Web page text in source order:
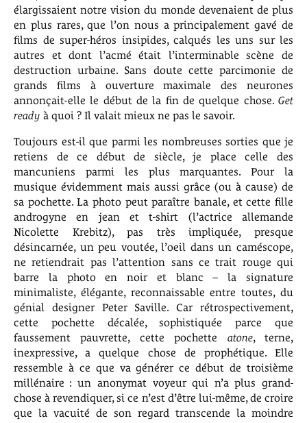
élargissaient notre vision du monde devenaient de plus
en plus rares, que l’on nous a principalement gavé de
films de super-héros insipides, calqués les uns sur les
autres et dont l’acmé était l’interminable scène de
destruction urbaine. Sans doute cette parcimonie de
grands films à ouverture maximale des neurones
annonçait-elle le début de la fin de quelque chose. Get
ready à quoi ? Il valait mieux ne pas le savoir.
Toujours est-il que parmi les nombreuses sorties que je
retiens de ce début de siècle, je place celle des
mancuniens parmi les plus marquantes. Pour la
musique évidemment mais aussi grâce (ou à cause) de
sa pochette. La photo peut paraître banale, et cette fille
androgyne en jean et t-shirt (l’actrice allemande
Nicolette Krebitz), pas très impliquée, presque
désincarnée, un peu voutée, l’oeil dans un caméscope,
ne retiendrait pas l’attention sans ce trait rouge qui
barre la photo en noir et blanc – la signature
minimaliste, élégante, reconnaissable entre toutes, du
génial designer Peter Saville. Car rétrospectivement,
cette pochette décalée, sophistiquée parce que
faussement pauvrette, cette pochette atone, terne,
inexpressive, a quelque chose de prophétique. Elle
ressemble à ce que va générer ce début de troisième
millénaire : un anonymat voyeur qui n’a plus grand-
chose à revendiquer, si ce n’est d’être lui-même, de croire
que la vacuité de son regard transcende la moindre